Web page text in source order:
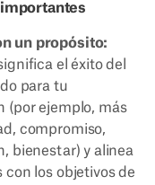
importantes
un propósito:
el éxito del
para tu
(por ejemplo, más
compromiso,
bienestar) y alinea
con los objetivos de